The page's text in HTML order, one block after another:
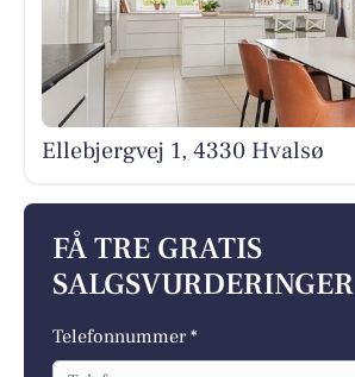
Ellebjergvej 1, 4330 Hvalsø
FÅ TRE GRATIS
SALGSVURDERINGER
Telefonnummer *